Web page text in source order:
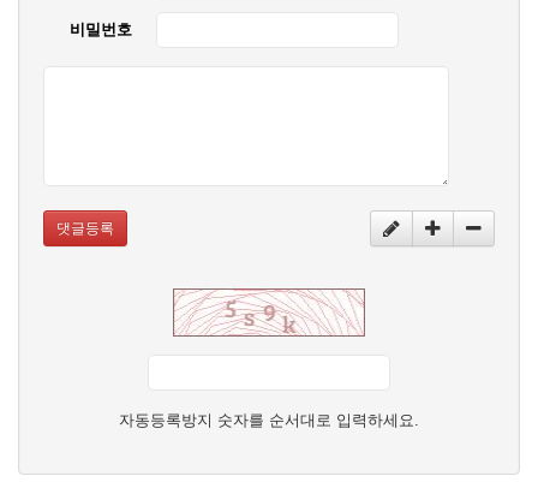
비밀번호
댓글등록
자동등록방지 숫자를 순서대로 입력하세요.